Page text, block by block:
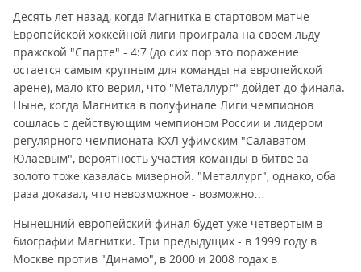
Десять лет назад, когда Магнитка в стартовом матче
Европейской хоккейной лиги проиграла на своем льду
пражской "Спарте" - 4:7 (до сих пор это поражение
остается самым крупным для команды на европейской
арене), мало кто верил, что "Металлург" дойдет до финала.
Ныне, когда Магнитка в полуфинале Лиги чемпионов
сошлась с действующим чемпионом России и лидером
регулярного чемпионата КХЛ уфимским "Салаватом
Юлаевым", вероятность участия команды в битве за
золото тоже казалась мизерной. "Металлург", однако, оба
раза доказал, что невозможное - возможно…
Нынешний европейский финал будет уже четвертым в
биографии Магнитки. Три предыдущих - в 1999 году в
Москве против "Динамо", в 2000 и 2008 годах в